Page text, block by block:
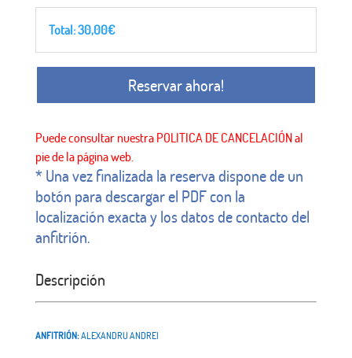
Total:30,00€
Reservar ahora!
* Una vez finalizada la reserva dispone de un
botón para descargar el PDF con la
localización exacta y los datos de contacto del
anfitrión.
Descripción
ANFITRIÓN:ALEXANDRU ANDREI